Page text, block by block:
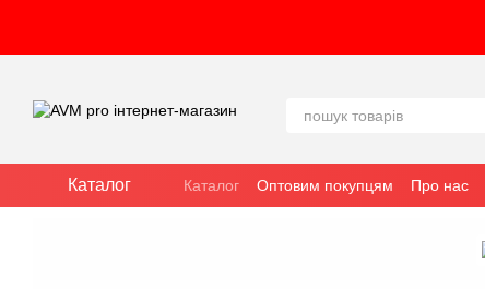
Каталог Каталог Оптовим покупцям Про нас